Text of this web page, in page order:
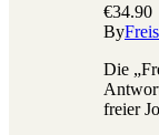
€34.90
By
Die
freier